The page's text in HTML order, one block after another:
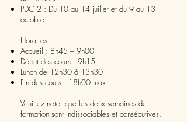
PDC 2 : Du 10 au 14 juillet et du 9 au 13
octobre
Horaires :
Accueil : 8h45 – 9h00
Début des cours : 9h15
Lunch de 12h30 à 13h30
Fin des cours : 18h00 max
Veuillez noter que les deux semaines de
formation sont indissociables et consécutives.